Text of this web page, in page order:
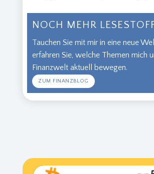
NOCH MEHR
Tauchen Sie mit mir in eine neue
erfahren Sie, welche Themen mich
Finanzwelt aktuell bewegen.
ZUM FINANZBLOG